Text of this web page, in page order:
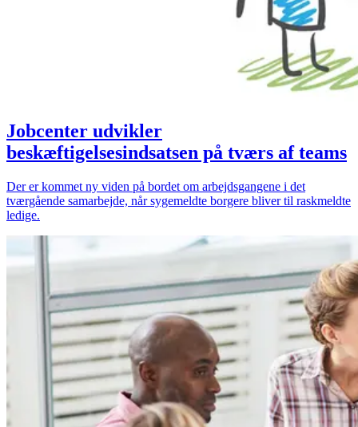
Jobcenter udvikler
beskæftigelsesindsatsen på tværs af teams
Der er kommet ny viden på bordet om arbejdsgangene i det
tværgående samarbejde, når sygemeldte borgere bliver til raskmeldte
ledige.